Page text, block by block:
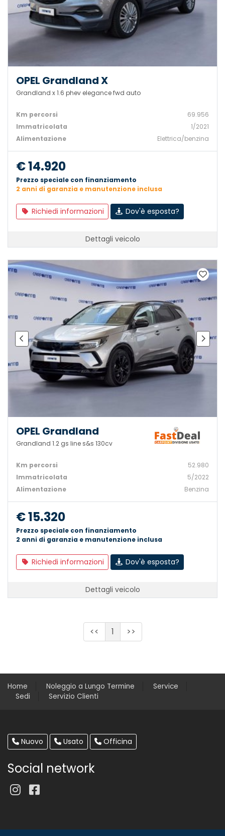
OPEL Grandland X
Grandland x 1.6 phev elegance fwd auto
Km percorsi
69.956
Immatricolata
1/2021
Alimentazione
Elettrica/benzina
€ 14.920
Prezzo speciale con finanziamento
2 anni di garanzia e manutenzione inclusa
Richiedi informazioni Dov'è esposta?
Dettagli veicolo
OPEL Grandland
Grandland 1.2 gs line s&s 130cv
Km percorsi
52.980
Immatricolata
5/2022
Alimentazione
Benzina
€ 15.320
Prezzo speciale con finanziamento
2 anni di garanzia e manutenzione inclusa
Richiedi informazioni Dov'è esposta?
Dettagli veicolo
<< 1 >>
Home Noleggio a Lungo Termine
Service
Sedi
Servizio Clienti
Nuovo Usato Officina
Social network